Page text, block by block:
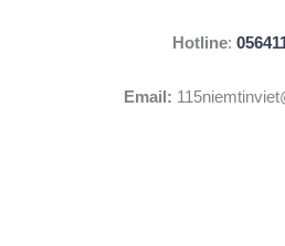
Hotline:
Email: